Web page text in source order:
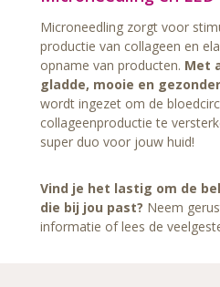
Microneedling zorgt voor
productie van collageen en
opname van producten. Met
gladde, mooie en
wordt ingezet om de
collageenproductie te
super duo voor jouw huid!
Vind je het lastig om de
die bij jou past? Neem
informatie of lees de